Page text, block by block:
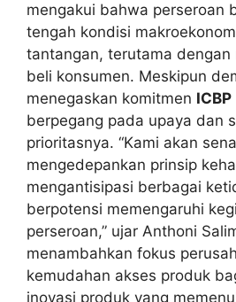
mengakui bahwa perseroan
tengah kondisi
tantangan, terutama dengan
beli konsumen. Meskipun
menegaskan komitmen ICBP
berpegang pada upaya dan
prioritasnya. “Kami akan
mengedepankan prinsip
mengantisipasi berbagai
berpotensi memengaruhi
perseroan,” ujar Anthoni
menambahkan fokus
kemudahan akses produk
inovasi produk yang